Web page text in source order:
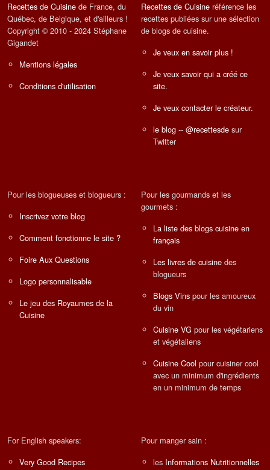
Recettes de Cuisine de France, du
Québec, de Belgique, et d'ailleurs !
Copyright © 2010 - 2024 Stéphane
Gigandet
Mentions légales
Conditions d'utilisation
Recettes de Cuisine référence les
recettes publiées sur une sélection
de blogs de cuisine.
Je veux en savoir plus !
Je veux savoir qui a créé ce
site.
Je veux contacter le créateur.
le blog -- @recettesde sur
Twitter
Pour les blogueuses et blogueurs :
Inscrivez votre blog
Comment fonctionne le site ?
Foire Aux Questions
Logo personnalisable
Le jeu des Royaumes de la
Cuisine
Pour les gourmands et les
gourmets :
La liste des blogs cuisine en
français
Les livres de cuisine des
blogueurs
Blogs Vins pour les amoureux
du vin
Cuisine VG pour les végétariens
et végétaliens
Cuisine Cool pour cuisiner cool
avec un minimum d'ingrédients
en un minimum de temps
For English speakers:
Very Good Recipes
Pour manger sain :
les Informations Nutritionnelles